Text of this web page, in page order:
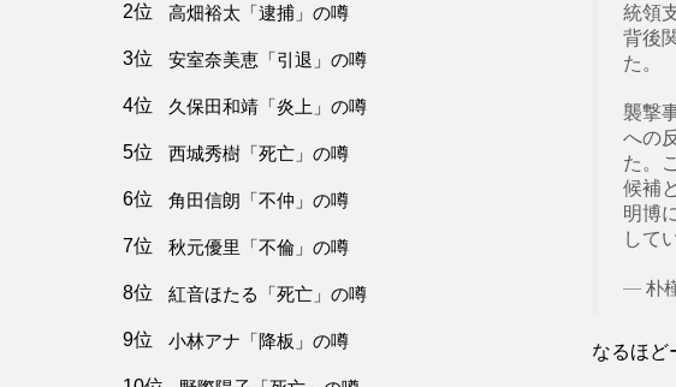
統領
背後
た。
襲撃
への
た。
候補
明博
して
朴
なるほど
2位 高畑裕太「逮捕」の噂
3位 安室奈美恵「引退」の噂
4位 久保田和靖「炎上」の噂
5位 西城秀樹「死亡」の噂
6位 角田信朗「不仲」の噂
7位 秋元優里「不倫」の噂
8位 紅音ほたる「死亡」の噂
9位 小林アナ「降板」の噂